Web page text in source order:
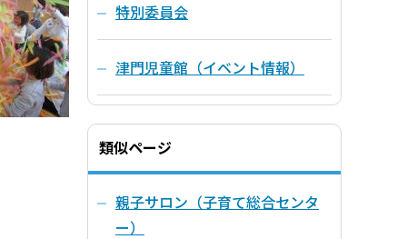
特別委員会
津門児童館（イベント情報）
類似ページ
親子サロン（子育て総合センタ
ー）